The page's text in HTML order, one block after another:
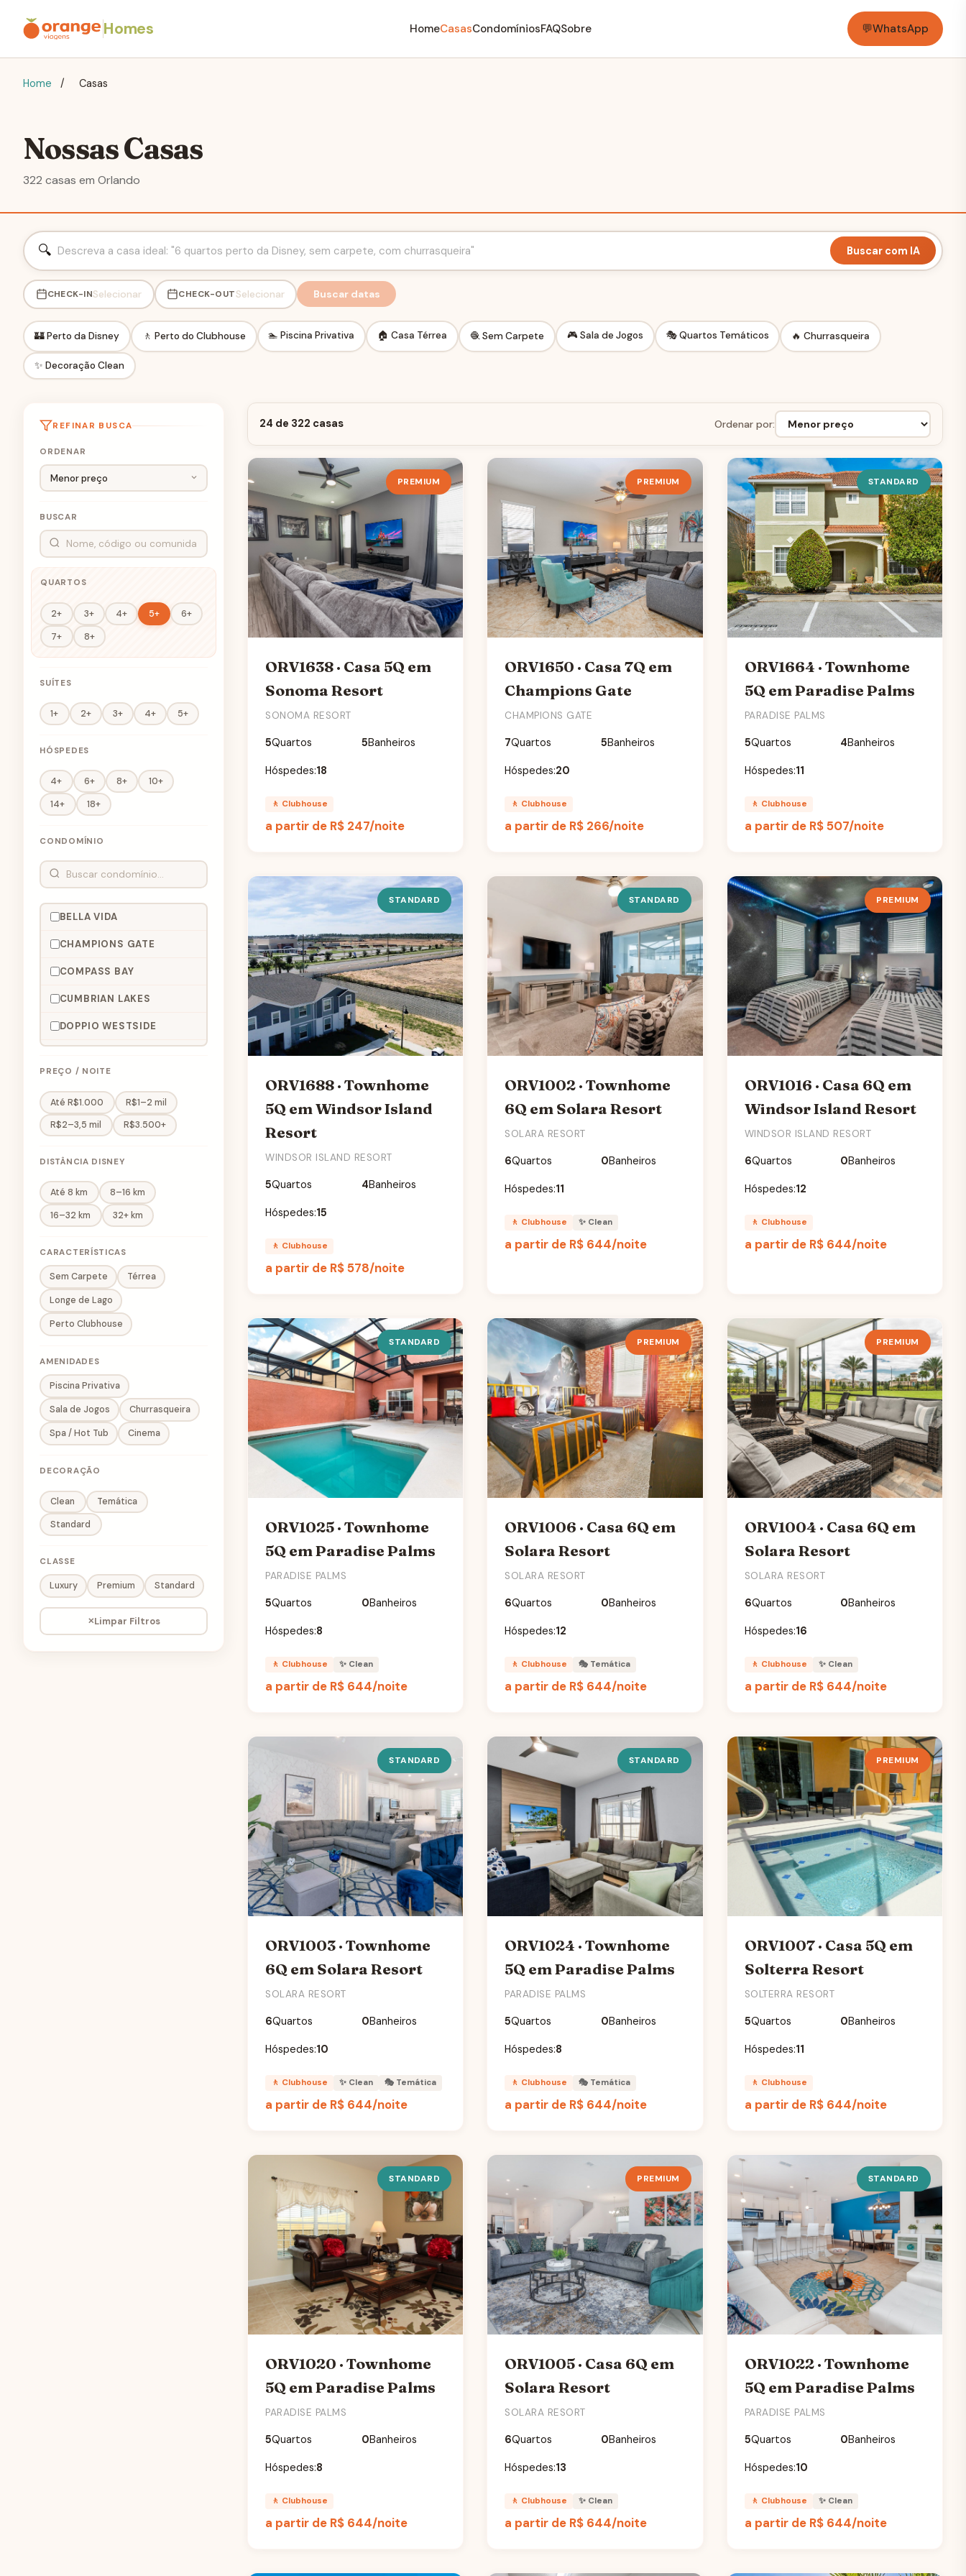
Homes HomeCasasCondomíniosFAQSobre 💬WhatsApp
Home / Casas
Nossas Casas
322 casas em Orlando
🔍 Buscar com IA
CHECK-INSelecionar CHECK-OUTSelecionar Buscar datas
🏰 Perto da Disney 🚶 Perto do Clubhouse 🏊 Piscina Privativa 🏠 Casa Térrea 🧶 Sem Carpete 🎮 Sala de Jogos 🎭 Quartos Temáticos 🔥 Churrasqueira
✨ Decoração Clean
REFINAR BUSCA
ORDENAR
BUSCAR
QUARTOS
2+ 3+ 4+ 5+
6+
7+
8+
SUÍTES
1+ 2+ 3+ 4+ 5+
HÓSPEDES
4+ 6+ 8+
10+
14+
18+
CONDOMÍNIO
BELLA VIDA
CHAMPIONS GATE
COMPASS BAY
CUMBRIAN LAKES
DOPPIO WESTSIDE
ENCORE RESORT
FESTIVAL
FIESTA KEY
FORMOSA VALLEY
HAWTHORN SUITES
LE REVE RESORT
LUCAYA VILLAGE RESORT
MELIA CELEBRATION
OAK ISLAND HARBOUR
ORLANDO AREA
PARADISE PALMS
PARADISO GRANDE
REGAL OAKS
REGAL PALMS
REUNION RESORT
PREÇO / NOITE
Até R$1.000
R$1–2 mil
R$2–3,5 mil
R$3.500+
DISTÂNCIA DISNEY
Até 8 km
8–16 km
16–32 km
32+ km
CARACTERÍSTICAS
Sem Carpete Térrea
Longe de Lago
Perto Clubhouse
AMENIDADES
Piscina Privativa
Sala de Jogos Churrasqueira
Spa / Hot Tub Cinema
DECORAÇÃO
Clean
Temática
Standard
CLASSE
Luxury Premium Standard
Limpar Filtros
24 de 322 casas Ordenar por:
PREMIUM
ORV1638 · Casa 5Q em
Sonoma Resort
SONOMA RESORT
5Quartos 5Banheiros
Hóspedes:18
🚶 Clubhouse
a partir de R$ 247/noite
PREMIUM
ORV1650 · Casa 7Q em
Champions Gate
CHAMPIONS GATE
7Quartos 5Banheiros
Hóspedes:20
🚶 Clubhouse
a partir de R$ 266/noite
STANDARD
ORV1664 · Townhome
5Q em Paradise Palms
PARADISE PALMS
5Quartos 4Banheiros
Hóspedes:11
🚶 Clubhouse
a partir de R$ 507/noite
STANDARD
ORV1688 · Townhome
5Q em Windsor Island
Resort
WINDSOR ISLAND RESORT
5Quartos 4Banheiros
Hóspedes:15
🚶 Clubhouse
a partir de R$ 578/noite
STANDARD
ORV1002 · Townhome
6Q em Solara Resort
SOLARA RESORT
6Quartos 0Banheiros
Hóspedes:11
🚶 Clubhouse ✨ Clean
a partir de R$ 644/noite
PREMIUM
ORV1016 · Casa 6Q em
Windsor Island Resort
WINDSOR ISLAND RESORT
6Quartos 0Banheiros
Hóspedes:12
🚶 Clubhouse
a partir de R$ 644/noite
STANDARD
ORV1025 · Townhome
5Q em Paradise Palms
PARADISE PALMS
5Quartos 0Banheiros
Hóspedes:8
🚶 Clubhouse ✨ Clean
a partir de R$ 644/noite
PREMIUM
ORV1006 · Casa 6Q em
Solara Resort
SOLARA RESORT
6Quartos 0Banheiros
Hóspedes:12
🚶 Clubhouse 🎭 Temática
a partir de R$ 644/noite
PREMIUM
ORV1004 · Casa 6Q em
Solara Resort
SOLARA RESORT
6Quartos 0Banheiros
Hóspedes:16
🚶 Clubhouse ✨ Clean
a partir de R$ 644/noite
STANDARD
ORV1003 · Townhome
6Q em Solara Resort
SOLARA RESORT
6Quartos 0Banheiros
Hóspedes:10
🚶 Clubhouse ✨ Clean 🎭 Temática
a partir de R$ 644/noite
STANDARD
ORV1024 · Townhome
5Q em Paradise Palms
PARADISE PALMS
5Quartos 0Banheiros
Hóspedes:8
🚶 Clubhouse 🎭 Temática
a partir de R$ 644/noite
PREMIUM
ORV1007 · Casa 5Q em
Solterra Resort
SOLTERRA RESORT
5Quartos 0Banheiros
Hóspedes:11
🚶 Clubhouse
a partir de R$ 644/noite
STANDARD
ORV1020 · Townhome
5Q em Paradise Palms
PARADISE PALMS
5Quartos 0Banheiros
Hóspedes:8
🚶 Clubhouse
a partir de R$ 644/noite
PREMIUM
ORV1005 · Casa 6Q em
Solara Resort
SOLARA RESORT
6Quartos 0Banheiros
Hóspedes:13
🚶 Clubhouse ✨ Clean
a partir de R$ 644/noite
STANDARD
ORV1022 · Townhome
5Q em Paradise Palms
PARADISE PALMS
5Quartos 0Banheiros
Hóspedes:10
🚶 Clubhouse ✨ Clean
a partir de R$ 644/noite